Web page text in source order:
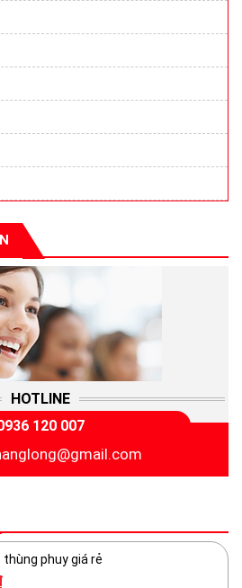
HOTLINE
120 007
thùng phuy giá rẻ